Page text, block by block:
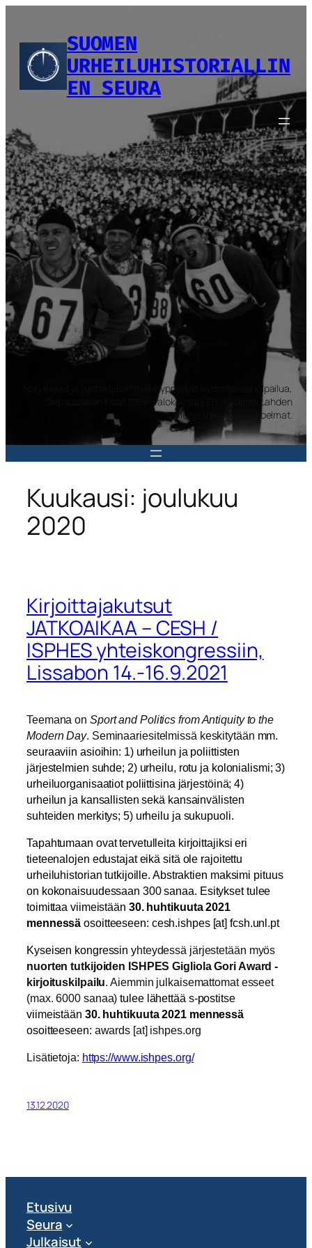
SUOMEN
URHEILUHISTORIALLIN
EN SEURA
Norjalaiset ja ruotsalaiset mäkihyppääjät katsomassa kilpailua,
Salpausselän kisat 1959. Valokuvaaja Erkki Halme. Lahden
museoiden kuvakokoelmat.
Kuukausi: joulukuu
2020
Kirjoittajakutsut
JATKOAIKAA – CESH /
ISPHES yhteiskongressiin,
Lissabon 14.-16.9.2021
Teemana on Sport and Politics from Antiquity to the
Modern Day. Seminaariesitelmissä keskitytään mm.
seuraaviin asioihin: 1) urheilun ja poliittisten
järjestelmien suhde; 2) urheilu, rotu ja kolonialismi; 3)
urheiluorganisaatiot poliittisina järjestöinä; 4)
urheilun ja kansallisten sekä kansainvälisten
suhteiden merkitys; 5) urheilu ja sukupuoli.
Tapahtumaan ovat tervetulleita kirjoittajiksi eri
tieteenalojen edustajat eikä sitä ole rajoitettu
urheiluhistorian tutkijoille. Abstraktien maksimi pituus
on kokonaisuudessaan 300 sanaa. Esitykset tulee
toimittaa viimeistään 30. huhtikuuta 2021
mennessä osoitteeseen: cesh.ishpes [at] fcsh.unl.pt
Kyseisen kongressin yhteydessä järjestetään myös
nuorten tutkijoiden ISHPES Gigliola Gori Award -
kirjoituskilpailu. Aiemmin julkaisemattomat esseet
(max. 6000 sanaa)tulee lähettää s-postitse
viimeistään 30. huhtikuuta 2021 mennessä
osoitteeseen: awards [at] ishpes.org
Lisätietoja: https://www.ishpes.org/
13.12.2020
Etusivu
Seura
Julkaisut